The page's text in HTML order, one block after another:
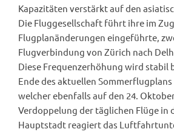
Kapazitäten verstärkt auf den
Die Fluggesellschaft führt ihre im
Flugplanänderungen eingeführte,
Flugverbindung von Zürich nach
Diese Frequenzerhöhung wird stabil
Ende des aktuellen
welcher ebenfalls auf den 24.
Verdoppelung der täglichen Flüge in
Hauptstadt reagiert das